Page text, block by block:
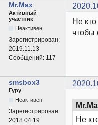
Mr.Max
Активный
участник
Неактивен
Зарегистрирован:
2019.11.13
Сообщений: 117
Не
чтобы
smsbox3
Гуру
Неактивен
Зарегистрирован:
2018.04.19
Не